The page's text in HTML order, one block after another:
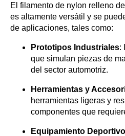
El filamento de nylon relleno
es altamente versátil y se
de aplicaciones, tales como:
Prototipos Industriales:
que simulan piezas de
del sector automotriz.
Herramientas y
herramientas ligeras y
componentes que
Equipamiento Deportivo